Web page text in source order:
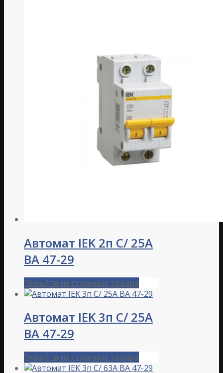
Автомат IEK 2п C/ 25А
ВА 47-29
Перейти на страницу товара
Автомат IEK 3п C/ 25А
ВА 47-29
Перейти на страницу товара